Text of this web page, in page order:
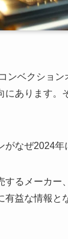
ベクショ
にあります。
なぜ2024
るメーカ
益な情報と